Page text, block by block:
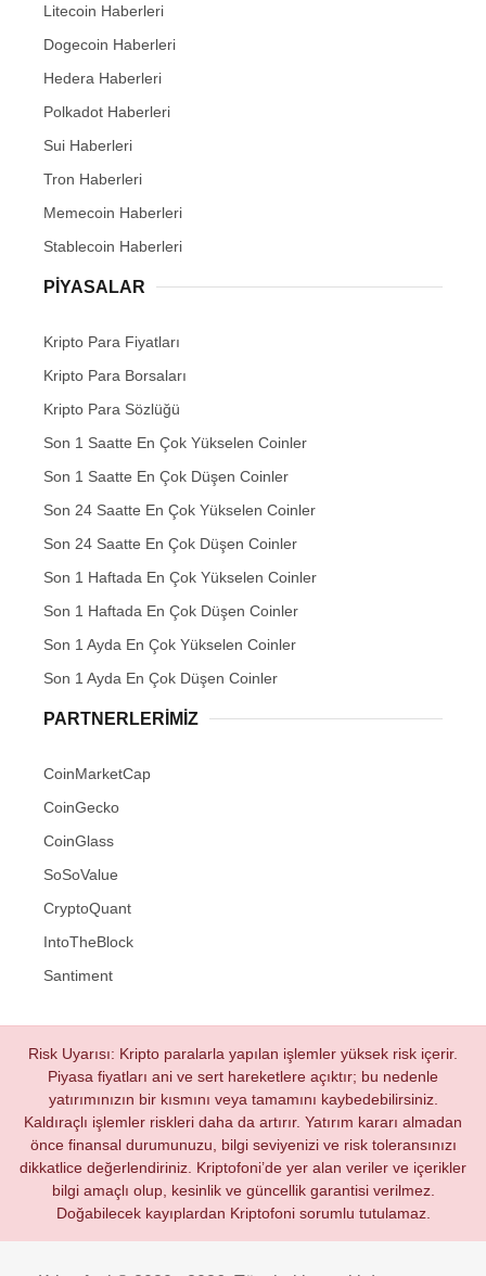
Litecoin Haberleri
Dogecoin Haberleri
Hedera Haberleri
Polkadot Haberleri
Sui Haberleri
Tron Haberleri
Memecoin Haberleri
Stablecoin Haberleri
PIYASALAR
Kripto Para Fiyatları
Kripto Para Borsaları
Kripto Para Sözlüğü
Son 1 Saatte En Çok Yükselen Coinler
Son 1 Saatte En Çok Düşen Coinler
Son 24 Saatte En Çok Yükselen Coinler
Son 24 Saatte En Çok Düşen Coinler
Son 1 Haftada En Çok Yükselen Coinler
Son 1 Haftada En Çok Düşen Coinler
Son 1 Ayda En Çok Yükselen Coinler
Son 1 Ayda En Çok Düşen Coinler
PARTNERLERIMIZ
CoinMarketCap
CoinGecko
CoinGlass
SoSoValue
CryptoQuant
IntoTheBlock
Santiment
Risk Uyarısı: Kripto paralarla yapılan işlemler yüksek risk içerir.
Piyasa fiyatları ani ve sert hareketlere açıktır; bu nedenle
yatırımınızın bir kısmını veya tamamını kaybedebilirsiniz.
Kaldıraçlı işlemler riskleri daha da artırır. Yatırım kararı almadan
önce finansal durumunuzu, bilgi seviyenizi ve risk toleransınızı
dikkatlice değerlendiriniz. Kriptofoni’de yer alan veriler ve içerikler
bilgi amaçlı olup, kesinlik ve güncellik garantisi verilmez.
Doğabilecek kayıplardan Kriptofoni sorumlu tutulamaz.